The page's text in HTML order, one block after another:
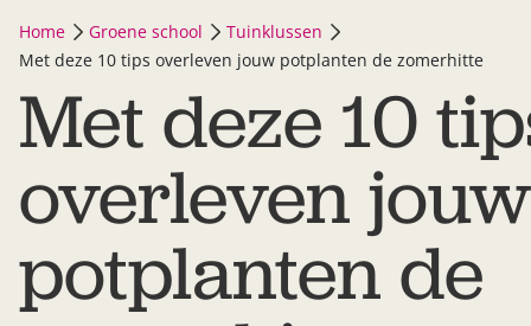
Home Groene school
Tuinklussen
Met deze 10 tips overleven jouw potplanten de zomerhitte
Met deze 10
overleven jouw
potplanten de